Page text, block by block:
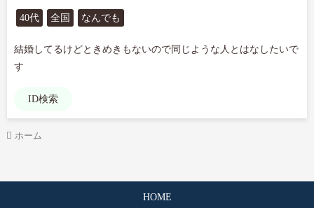
40代 全国 なんでも
結婚してるけどときめきもないので同じような人とはなしたいで
す
ID検索
ホーム
HOME